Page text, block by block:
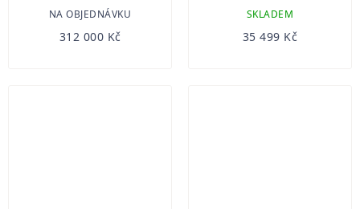
NA OBJEDNÁVKU
312 000 Kč
SKLADEM
35 499 Kč